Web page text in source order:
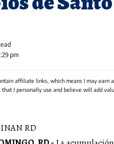
pm
affiliate links, which means I may earn
that I personally use and believe will add
RD